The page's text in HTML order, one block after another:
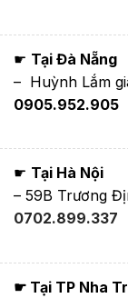
☛ Tại Đà Nẵng
– Huỳnh Lắm
0905.952.905
☛ Tại Hà Nội
– 59B Trương
0702.899.337
☛ Tại TP Nha